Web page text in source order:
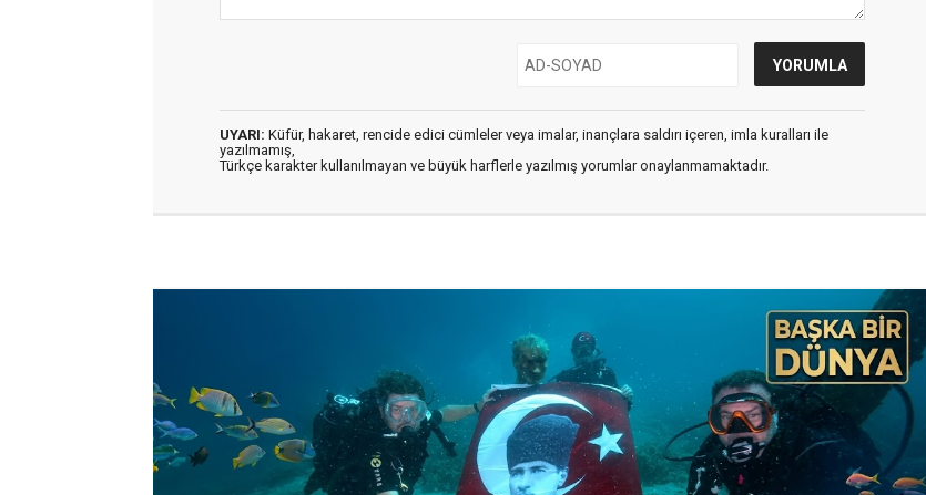
UYARI: Küfür, hakaret, rencide edici cümleler veya imalar, inançlara saldırı içeren, imla kuralları ile
yazılmamış,
Türkçe karakter kullanılmayan ve büyük harflerle yazılmış yorumlar onaylanmamaktadır.